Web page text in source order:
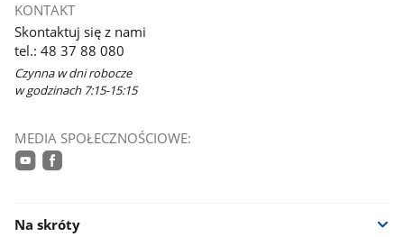
KONTAKT
Skontaktuj się z nami
tel.: 48 37 88 080
Czynna w dni robocze
w godzinach 7:15-15:15
MEDIA SPOŁECZNOŚCIOWE:
Na skróty